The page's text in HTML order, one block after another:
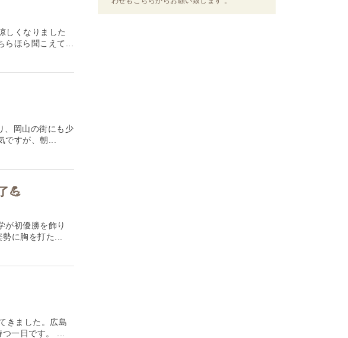
しくなりました
ほら聞こえて...
、岡山の街にも少
すが、朝...
💪
が初優勝を飾り
に胸を打た...
きました。広島
一日です。 ...